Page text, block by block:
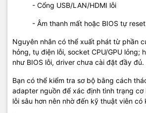
- Cổng USB/LAN/HDMI lỗi
- Âm thanh mất hoặc BIOS tự reset
Nguyên nhân có thể xuất phát từ phần
hỏng, tụ điện lỗi, socket CPU/GPU lỏng;
như BIOS lỗi, driver chưa cài đặt đầy đủ.
Bạn có thể kiểm tra sơ bộ bằng cách
adapter nguồn để xác định tình trạng cơ
lỗi sâu hơn nên nhờ đến kỹ thuật viên có